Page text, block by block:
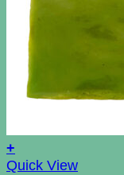
+
Quick View